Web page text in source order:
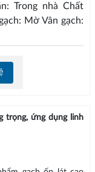
Trong nhà Chất
Mờ Vân gạch:
trọng, ứng dụng linh